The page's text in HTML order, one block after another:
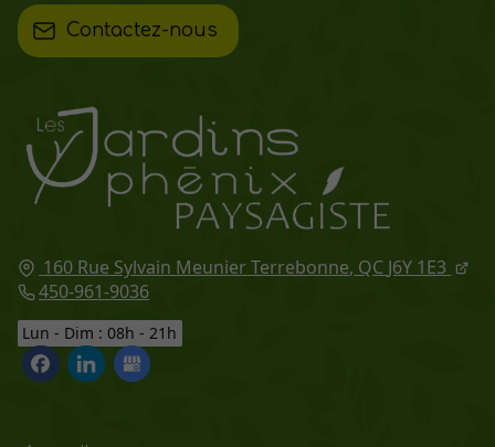
160 Rue Sylvain MeunierTerrebonne, QC J6Y 1E3
450-961-9036
Lun - Dim : 08h - 21h
Contactez-nous